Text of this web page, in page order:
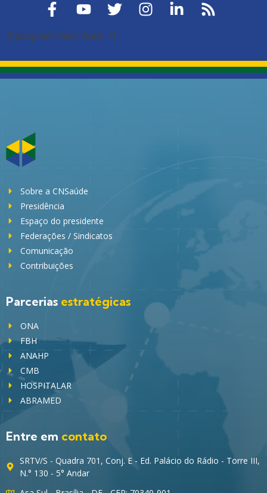
[instagram-feed feed=1]
Sobre a CNSaúde
Presidência
Espaço do presidente
Federações / Sindicatos
Comunicação
Contribuições
Parcerias estratégicas
ONA
FBH
ANAHP
CMB
HOSPITALAR
ABRAMED
Entre em contato
SRTV/S - Quadra 701, Conj. E - Ed. Palácio do Rádio - Torre III,
N.° 130 - 5° Andar